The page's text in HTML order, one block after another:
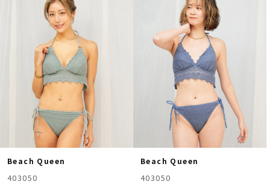
Beach Queen
403050
Beach Queen
403050